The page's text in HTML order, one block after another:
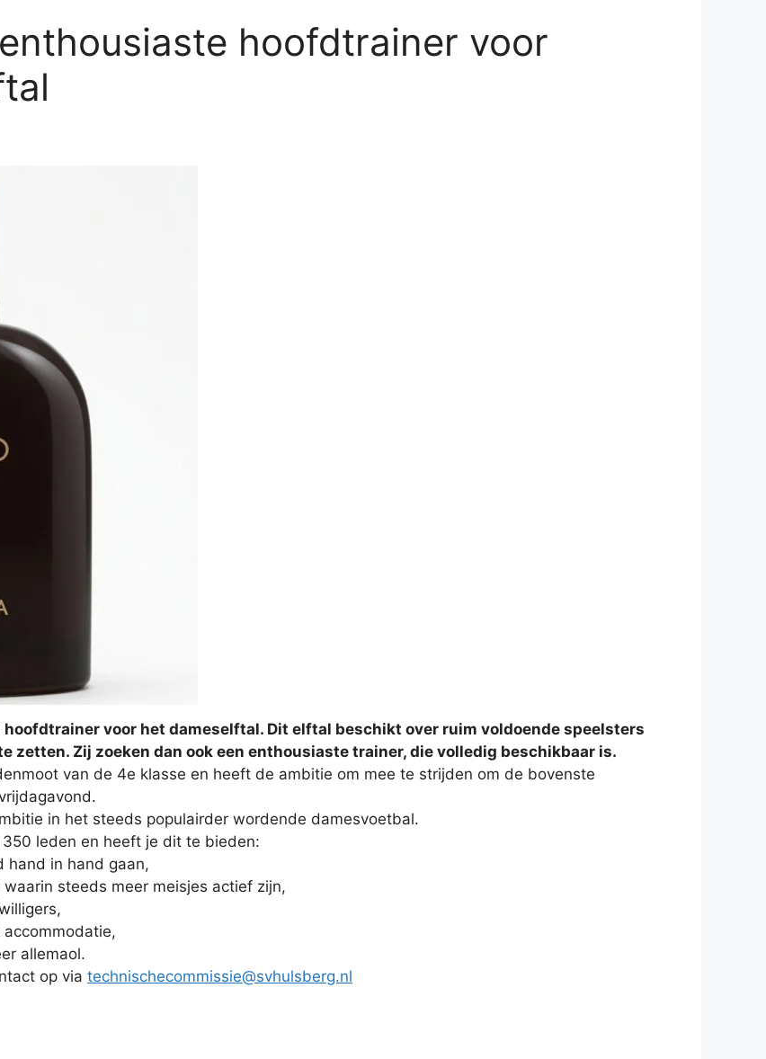
hoofdtrainer voor
hoofdtrainer voor het dameselftal. Dit elftal beschikt over ruim voldoende speelsters
zetten. Zij zoeken dan ook een enthousiaste trainer, die volledig beschikbaar is.
van de 4e klasse en heeft de ambitie om mee te strijden om de bovenste
in het steeds populairder wordende damesvoetbal.
350 leden en heeft je dit te bieden:
hand in hand gaan,
steeds meer meisjes actief zijn,
allemaol.
op via technischecommissie@svhulsberg.nl